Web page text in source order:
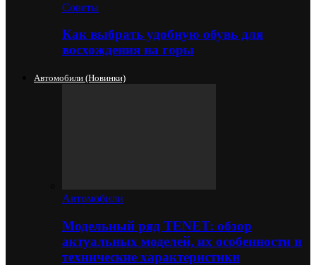
Советы
Как выбрать удобную обувь для
восхождения на горы
Автомобили (новинки)
Автомобили
Модельный ряд TENET: обзор
актуальных моделей, их особенности и
технические характеристики